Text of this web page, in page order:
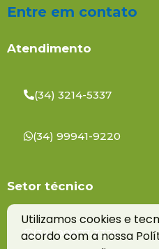
Entre em contato
Atendimento
(34) 3214-5337
(34) 99941-9220
Setor técnico
(34) 99877-3379
Utilizamos cookies e
acordo com a nossa